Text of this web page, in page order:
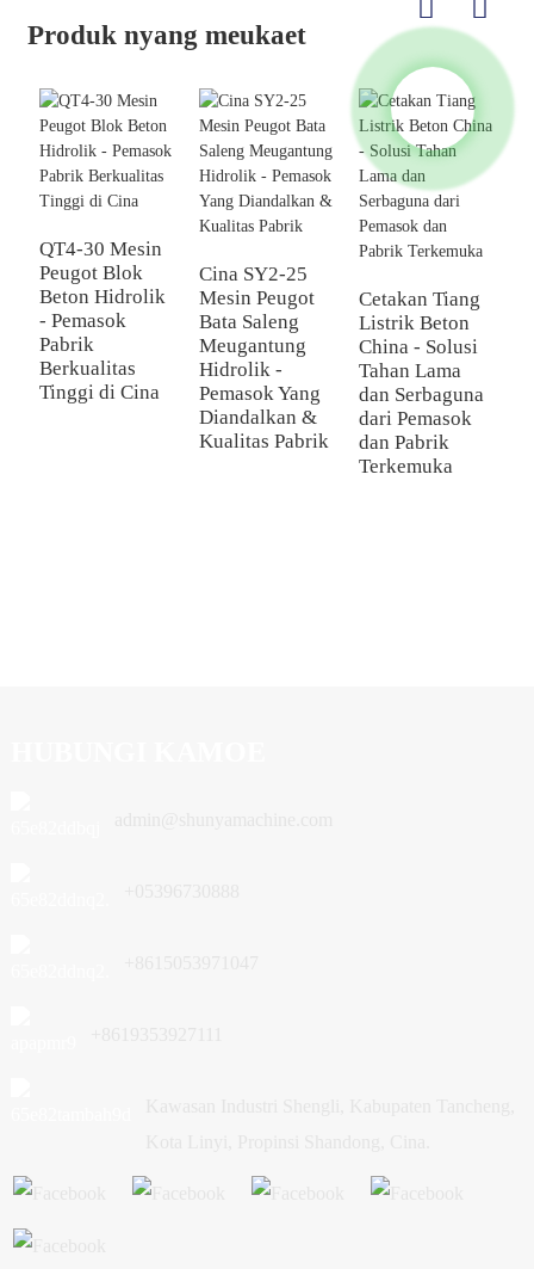
Produk nyang meukaet
QT4-30 Mesin
Peugot Blok
Beton Hidrolik
- Pemasok
Pabrik
Berkualitas
Tinggi di Cina
Cina SY2-25
Mesin Peugot
Bata Saleng
Meugantung
Hidrolik -
Pemasok Yang
Diandalkan &
Kualitas Pabrik
Cetakan Tiang
Listrik Beton
China - Solusi
Tahan Lama
dan Serbaguna
dari Pemasok
dan Pabrik
Terkemuka